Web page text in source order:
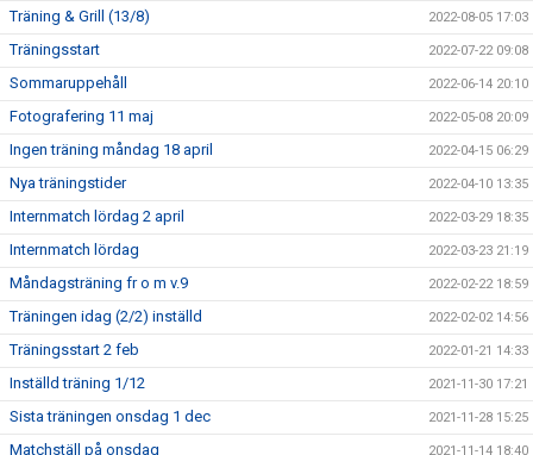
Träning & Grill (13/8) 2022-08-05 17:03
Träningsstart 2022-07-22 09:08
Sommaruppehåll 2022-06-14 20:10
Fotografering 11 maj 2022-05-08 20:09
Ingen träning måndag 18 april 2022-04-15 06:29
Nya träningstider 2022-04-10 13:35
Internmatch lördag 2 april 2022-03-29 18:35
Internmatch lördag 2022-03-23 21:19
Måndagsträning fr o m v.9 2022-02-22 18:59
Träningen idag (2/2) inställd 2022-02-02 14:56
Träningsstart 2 feb 2022-01-21 14:33
Inställd träning 1/12 2021-11-30 17:21
Sista träningen onsdag 1 dec 2021-11-28 15:25
Matchställ på onsdag 2021-11-14 18:40